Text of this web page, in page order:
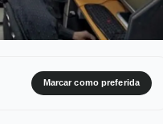
Marcar como preferida